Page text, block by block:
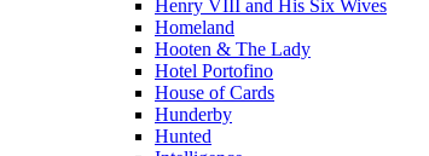
Henry VIII and His Six Wives
Homeland
Hooten & The Lady
Hotel Portofino
House of Cards
Hunderby
Hunted